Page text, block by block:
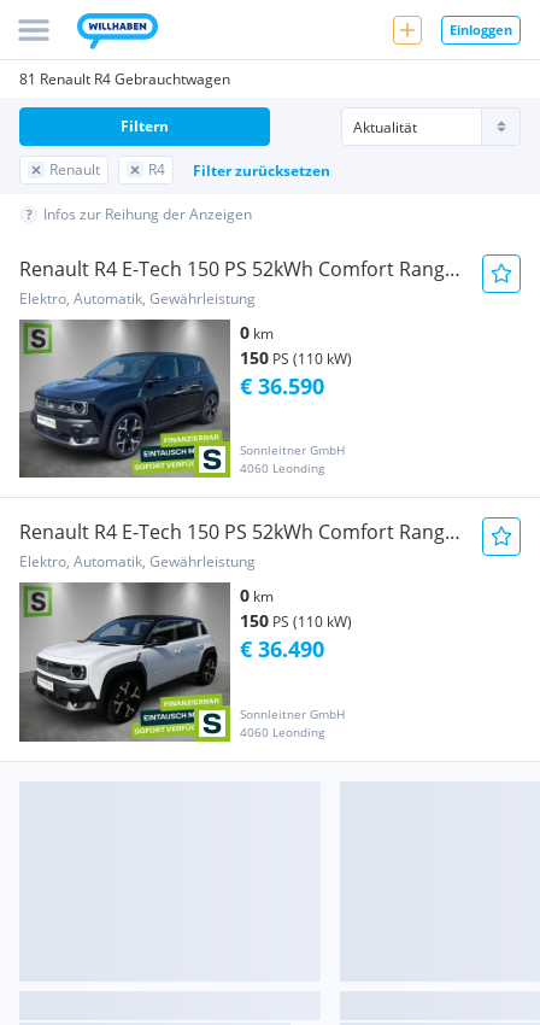
Einloggen
81 Renault R4 Gebrauchtwagen
Renault R4 Filter zurücksetzen
Filtern
Infos zur Reihung der Anzeigen
Renault R4 E-Tech 150 PS 52kWh Comfort Range
Techno Ple...
Elektro, Automatik, Gewährleistung
0 km
150 PS (110 kW)
Sonnleitner GmbH
4060 Leonding
€ 36.590
Renault R4 E-Tech 150 PS 52kWh Comfort Range
Techno Ple...
Elektro, Automatik, Gewährleistung
0 km
150 PS (110 kW)
Sonnleitner GmbH
4060 Leonding
€ 36.490